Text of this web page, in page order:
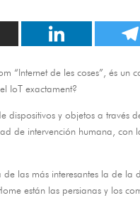
“Internet de les coses”, és
IoT exactament?
dispositivos y objetos a través
de intervención humana ,con
las más interesantes la de la
están las persianas y los